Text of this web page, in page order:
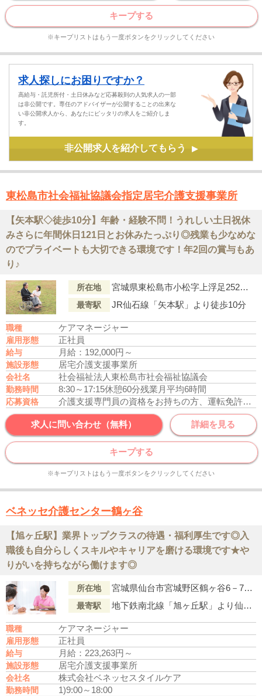
キープする
※キープリストはもう一度ボタンをクリックしてください
求人探しにお困りですか？
高給与・託児所付・土日休みなど応募殺到の人気求人の一部
は非公開です。専任のアドバイザーが公開することの出来な
い非公開求人から、あなたにピッタリの求人をご紹介しま
す。
非公開求人を紹介してもらう ▶
東松島市社会福祉協議会指定居宅介護支援事業所
【矢本駅◇徒歩10分】年齢・経験不問！うれしい土日祝休
みさらに年間休日121日とお休みたっぷり◎残業も少なめな
のでプライベートも大切できる環境です！年2回の賞与もあ
り♪
所在地 宮城県東松島市小松字上浮足252番地3
最寄駅 JR仙石線「矢本駅」より徒歩10分
職種 ケアマネージャー
雇用形態 正社員
給与 月給：192,000円～
施設形態 居宅介護支援事業所
会社名 社会福祉法人東松島市社会福祉協議会
勤務時間 8:30～17:15休憩60分残業月平均6時間
応募資格 介護支援専門員の資格をお持ちの方、運転免許あれば尚可
求人に問い合わせ（無料） 詳細を見る
キープする
※キープリストはもう一度ボタンをクリックしてください
ベネッセ介護センター鶴ヶ谷
【旭ヶ丘駅】業界トップクラスの待遇・福利厚生です◎入
職後も自分らしくスキルやキャリアを磨ける環境です★や
りがいを持ちながら働けます◎
所在地 宮城県仙台市宮城野区鶴ヶ谷6－7－1
最寄駅 地下鉄南北線「旭ヶ丘駅」より仙台市営バス『市営バス東仙台営業所前』行「鶴ケ谷六丁目東(バス停)」下車徒歩2分
職種 ケアマネージャー
雇用形態 正社員
給与 月給：223,263円～
施設形態 居宅介護支援事業所
会社名 株式会社ベネッセスタイルケア
勤務時間 1)9:00～18:00